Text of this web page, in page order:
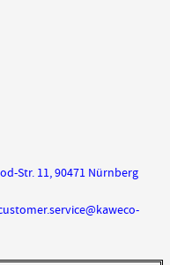
Str. 11, 90471 Nürnberg